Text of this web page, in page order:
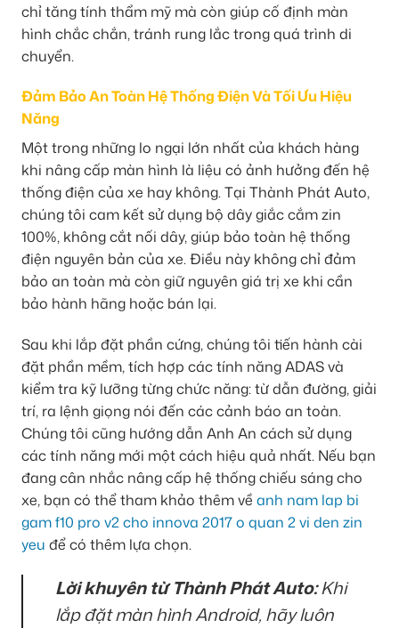
chỉ tăng tính thẩm mỹ mà còn giúp cố định màn
hình chắc chắn, tránh rung lắc trong quá trình di
chuyển.
Đảm Bảo An Toàn Hệ Thống Điện Và Tối Ưu Hiệu
Năng
Một trong những lo ngại lớn nhất của khách hàng
khi nâng cấp màn hình là liệu có ảnh hưởng đến hệ
thống điện của xe hay không. Tại Thành Phát Auto,
chúng tôi cam kết sử dụng bộ dây giắc cắm zin
100%, không cắt nối dây, giúp bảo toàn hệ thống
điện nguyên bản của xe. Điều này không chỉ đảm
bảo an toàn mà còn giữ nguyên giá trị xe khi cần
bảo hành hãng hoặc bán lại.
Sau khi lắp đặt phần cứng, chúng tôi tiến hành cài
đặt phần mềm, tích hợp các tính năng ADAS và
kiểm tra kỹ lưỡng từng chức năng: từ dẫn đường, giải
trí, ra lệnh giọng nói đến các cảnh báo an toàn.
Chúng tôi cũng hướng dẫn Anh An cách sử dụng
các tính năng mới một cách hiệu quả nhất. Nếu bạn
đang cân nhắc nâng cấp hệ thống chiếu sáng cho
xe, bạn có thể tham khảo thêm về anh nam lap bi
gam f10 pro v2 cho innova 2017 o quan 2 vi den zin
yeu để có thêm lựa chọn.
Lời khuyên từ Thành Phát Auto:Khi
lắp đặt màn hình Android, hãy luôn